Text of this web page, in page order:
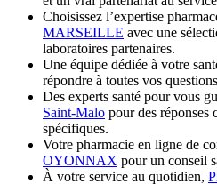
Choisissez l’expertise
MARSEILLE avec une
laboratoires partenaires.
Une équipe dédiée à votre
répondre à toutes vos
Des experts santé pour vous
Saint-Malo pour des réponses
spécifiques.
Votre pharmacie en ligne de
OYONNAX pour un conseil
À votre service au quotidien,